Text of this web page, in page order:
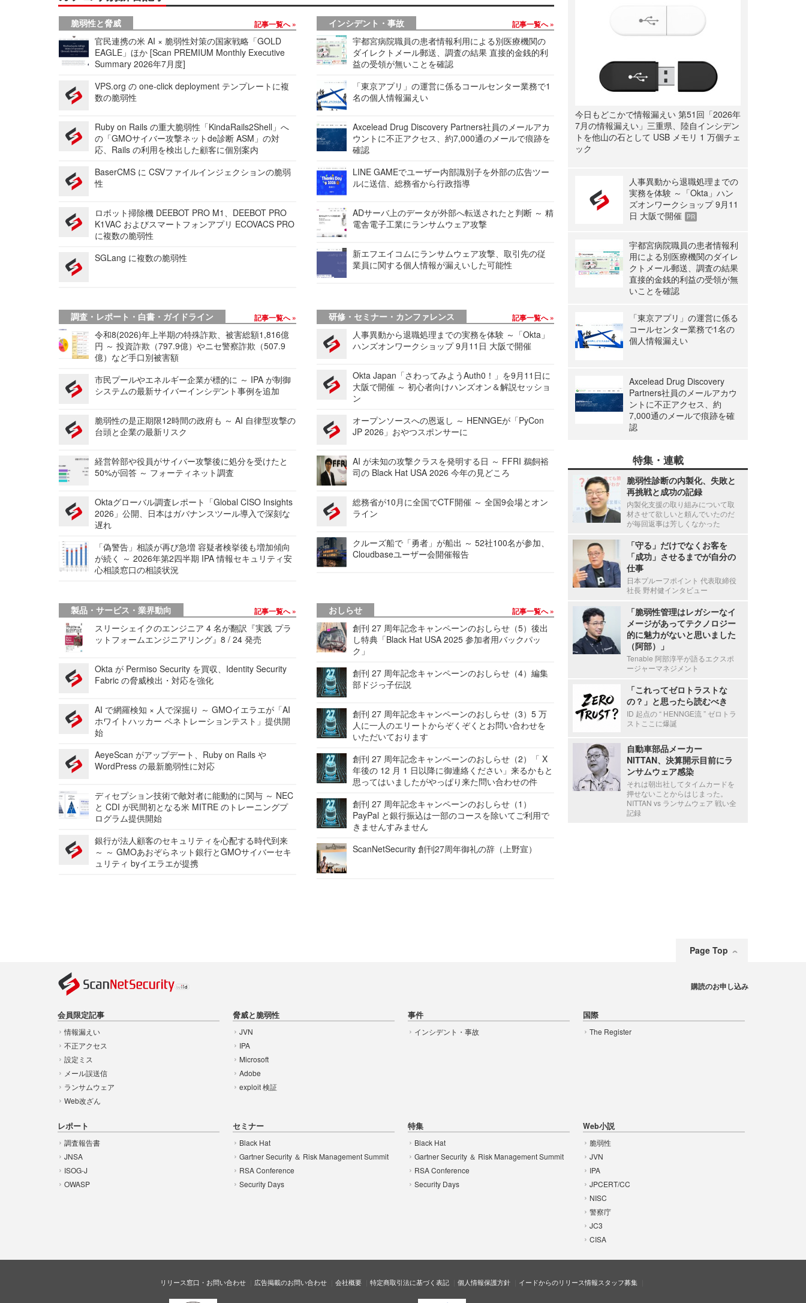
脆弱性と脅威 記事一覧へ
官民連携の米 AI × 脆弱性対策の国家戦略「GOLD
EAGLE」ほか [Scan PREMIUM Monthly Executive
Summary 2026年7月度]
VPS.org の one-click deployment テンプレートに複
数の脆弱性
Ruby on Rails の重大脆弱性「KindaRails2Shell」へ
の「GMOサイバー攻撃ネットde診断 ASM」の対
応、Rails の利用を検出した顧客に個別案内
BaserCMS に CSVファイルインジェクションの脆弱
性
ロボット掃除機 DEEBOT PRO M1、DEEBOT PRO
K1VAC およびスマートフォンアプリ ECOVACS PRO
に複数の脆弱性
SGLang に複数の脆弱性
インシデント・事故 記事一覧へ
宇都宮病院職員の患者情報利用による別医療機関の
ダイレクトメール郵送、調査の結果 直接的金銭的利
益の受領が無いことを確認
「東京アプリ」の運営に係るコールセンター業務で1
名の個人情報漏えい
Axcelead Drug Discovery Partners社員のメールアカ
ウントに不正アクセス、約7,000通のメールで痕跡を
確認
LINE GAMEでユーザー内部識別子を外部の広告ツー
ルに送信、総務省から行政指導
ADサーバ上のデータが外部へ転送されたと判断 ～ 精
電舎電子工業にランサムウェア攻撃
新エフエイコムにランサムウェア攻撃、取引先の従
業員に関する個人情報が漏えいした可能性
調査・レポート・白書・ガイドライン 記事一覧へ
令和8(2026)年上半期の特殊詐欺、被害総額1,816億
円 ～ 投資詐欺（797.9億）やニセ警察詐欺（507.9
億）など手口別被害額
市民プールやエネルギー企業が標的に ～ IPA が制御
システムの最新サイバーインシデント事例を追加
脆弱性の是正期限12時間の政府も ～ AI 自律型攻撃の
台頭と企業の最新リスク
経営幹部や役員がサイバー攻撃後に処分を受けたと
50%が回答 ～ フォーティネット調査
Oktaグローバル調査レポート「Global CISO Insights
2026」公開、日本はガバナンスツール導入で深刻な
遅れ
「偽警告」相談が再び急増 容疑者検挙後も増加傾向
が続く ～ 2026年第2四半期 IPA 情報セキュリティ安
心相談窓口の相談状況
研修・セミナー・カンファレンス 記事一覧へ
人事異動から退職処理までの実務を体験 ～「Okta」
ハンズオンワークショップ 9月11日 大阪で開催
Okta Japan「さわってみようAuth0！」を9月11日に
大阪で開催 ～ 初心者向けハンズオン＆解説セッショ
ン
オープンソースへの恩返し ～ HENNGEが「PyCon
JP 2026」おやつスポンサーに
AI が未知の攻撃クラスを発明する日 ～ FFRI 鵜飼裕
司の Black Hat USA 2026 今年の見どころ
総務省が10月に全国でCTF開催 ～ 全国9会場とオン
ライン
クルーズ船で「勇者」が船出 ～ 52社100名が参加、
Cloudbaseユーザー会開催報告
製品・サービス・業界動向 記事一覧へ
スリーシェイクのエンジニア 4 名が翻訳『実践 プラ
ットフォームエンジニアリング』8 / 24 発売
Okta が Permiso Security を買収、Identity Security
Fabric の脅威検出・対応を強化
AI で網羅検知 × 人で深掘り ～ GMOイエラエが「AI
ホワイトハッカー ペネトレーションテスト」提供開
始
AeyeScan がアップデート、Ruby on Rails や
WordPress の最新脆弱性に対応
ディセプション技術で敵対者に能動的に関与 ～ NEC
と CDI が民間初となる米 MITRE のトレーニングプ
ログラム提供開始
銀行が法人顧客のセキュリティを心配する時代到来
～ ～ GMOあおぞらネット銀行とGMOサイバーセキ
ュリティ byイエラエが提携
おしらせ 記事一覧へ
創刊 27 周年記念キャンペーンのおしらせ（5）後出
し特典「Black Hat USA 2025 参加者用バックパッ
ク」
創刊 27 周年記念キャンペーンのおしらせ（4）編集
部ドジっ子伝説
創刊 27 周年記念キャンペーンのおしらせ（3）5 万
人に一人のエリートからぞくぞくとお問い合わせを
いただいております
創刊 27 周年記念キャンペーンのおしらせ（2）「 X
年後の 12 月 1 日以降に御連絡ください」来るかもと
思ってはいましたがやっぱり来た問い合わせの件
創刊 27 周年記念キャンペーンのおしらせ（1）
PayPal と銀行振込は一部のコースを除いてご利用で
きませんすみません
ScanNetSecurity 創刊27周年御礼の辞（上野宣）
今日もどこかで情報漏えい 第51回「2026年
7月の情報漏えい」三重県、陸自インシデン
トを他山の石として USB メモリ 1 万個チェ
ック
人事異動から退職処理までの
実務を体験 ～「Okta」ハン
ズオンワークショップ 9月11
日 大阪で開催
PR
宇都宮病院職員の患者情報利
用による別医療機関のダイレ
クトメール郵送、調査の結果
直接的金銭的利益の受領が無
いことを確認
「東京アプリ」の運営に係る
コールセンター業務で1名の
個人情報漏えい
Axcelead Drug Discovery
Partners社員のメールアカウ
ントに不正アクセス、約
7,000通のメールで痕跡を確
認
特集・連載
脆弱性診断の内製化、失敗と
再挑戦と成功の記録
内製化支援の取り組みについて取
材させて欲しいと頼んでいたのだ
が毎回返事は芳しくなかった
「守る」だけでなくお客を
「成功」させるまでが自分の
仕事
日本プルーフポイント 代表取締役
社長 野村健インタビュー
「脆弱性管理はレガシーなイ
メージがあってテクノロジー
的に魅力がないと思いました
（阿部）」
Tenable 阿部淳平が語るエクスポ
ージャーマネジメント
「これってゼロトラストな
の？」と思ったら読むべき
ID 起点の “ HENNGE流 ” ゼロトラ
ストここに爆誕
自動車部品メーカー
NITTAN、決算開示目前にラ
ンサムウェア感染
それは朝出社してタイムカードを
押せないことからはじまった。
NITTAN vs ランサムウェア 戦い全
記録
Page Top
会員限定記事
情報漏えい
不正アクセス
設定ミス
メール誤送信
ランサムウェア
Web改ざん
脅威と脆弱性
JVN
IPA
Microsoft
Adobe
exploit 検証
事件
インシデント・事故
国際
The Register
レポート
調査報告書
JNSA
ISOG-J
OWASP
セミナー
Black Hat
Gartner Security ＆ Risk Management Summit
RSA Conference
Security Days
特集
Black Hat
Gartner Security ＆ Risk Management Summit
RSA Conference
Security Days
Web小説
脆弱性
JVN
IPA
JPCERT/CC
NISC
警察庁
JC3
CISA
購読のお申し込み
リリース窓口・お問い合わせ 広告掲載のお問い合わせ 会社概要 特定商取引法に基づく表記 個人情報保護方針 イードからのリリース情報スタッフ募集